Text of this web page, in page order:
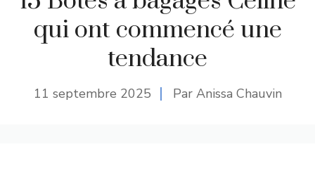
qui ont commencé une
tendance
11 septembre 2025 Par Anissa Chauvin